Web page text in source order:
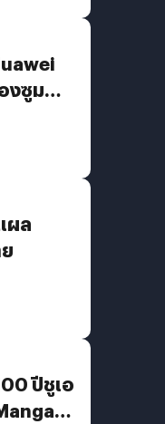
งซูม
ผล
ปีชูเอ